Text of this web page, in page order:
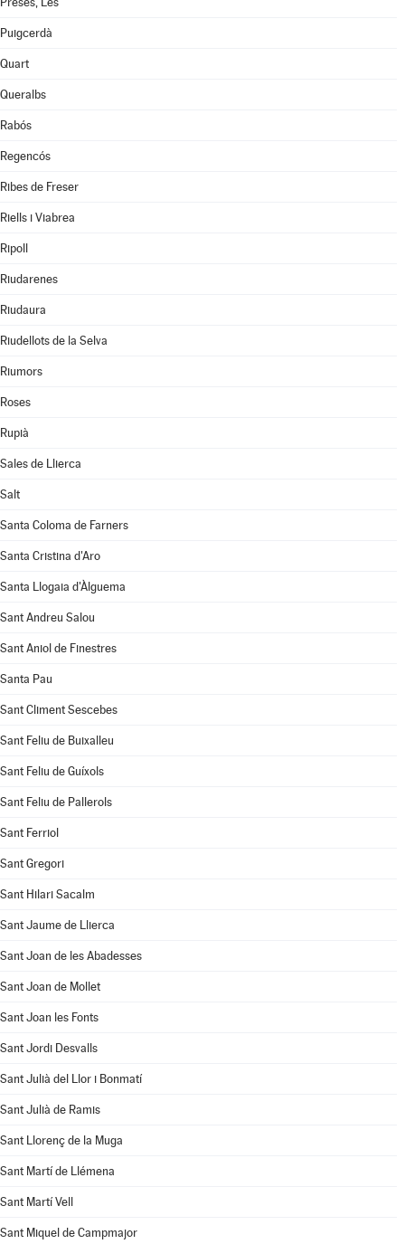
Puigcerdà
Quart
Queralbs
Rabós
Regencós
Ribes de Freser
Riells i Viabrea
Ripoll
Riudarenes
Riudaura
Riudellots de la Selva
Riumors
Roses
Rupià
Sales de Llierca
Salt
Santa Coloma de Farners
Santa Cristina d'Aro
Santa Llogaia d'Àlguema
Sant Andreu Salou
Sant Aniol de Finestres
Santa Pau
Sant Climent Sescebes
Sant Feliu de Buixalleu
Sant Feliu de Guíxols
Sant Feliu de Pallerols
Sant Ferriol
Sant Gregori
Sant Hilari Sacalm
Sant Jaume de Llierca
Sant Joan de les Abadesses
Sant Joan de Mollet
Sant Joan les Fonts
Sant Jordi Desvalls
Sant Julià del Llor i Bonmatí
Sant Julià de Ramis
Sant Llorenç de la Muga
Sant Martí de Llémena
Sant Martí Vell
Sant Miquel de Campmajor